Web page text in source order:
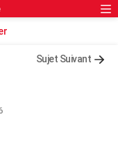
Sujet Suivant